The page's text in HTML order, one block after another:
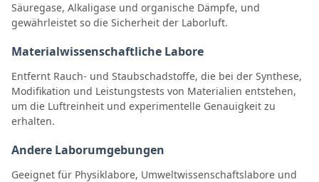
Säuregase, Alkaligase und organische Dämpfe, und
gewährleistet so die Sicherheit der Laborluft.
Materialwissenschaftliche Labore
Entfernt Rauch- und Staubschadstoffe, die bei der Synthese,
Modifikation und Leistungstests von Materialien entstehen,
um die Luftreinheit und experimentelle Genauigkeit zu
erhalten.
Andere Laborumgebungen
Geeignet für Physiklabore, Umweltwissenschaftslabore und